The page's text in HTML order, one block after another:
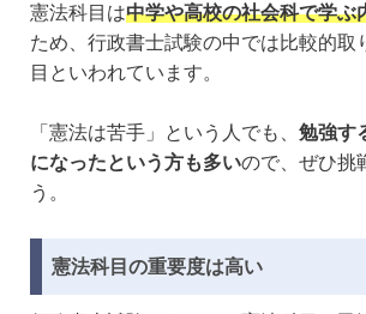
憲法科目は中学や高校の社会科で学ぶ
ため、行政書士試験の中では比較的取
目といわれています。
「憲法は苦手」という人でも、 勉強す
になったという方も多いので、ぜひ挑
う。
憲法科目の重要度は高い